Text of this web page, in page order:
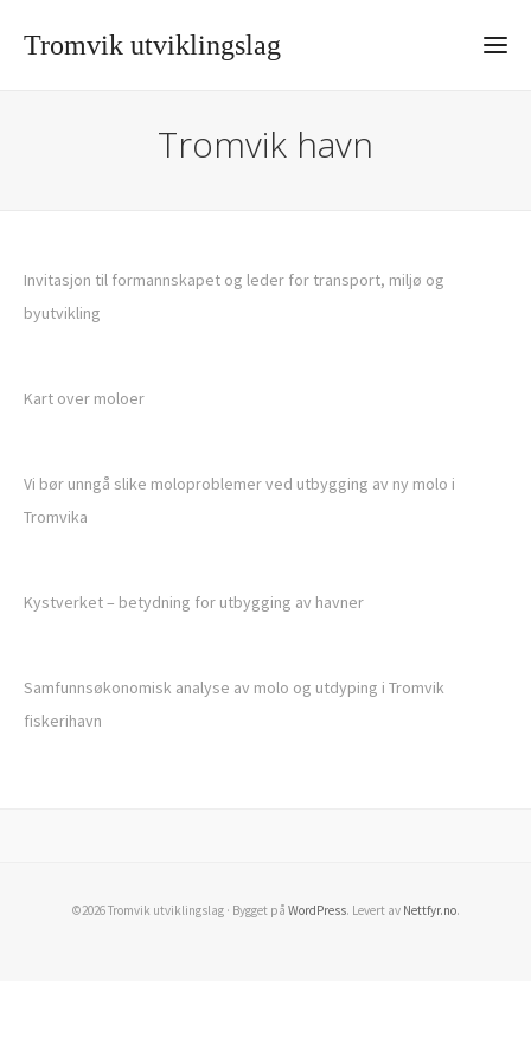
Tromvik utviklingslag
Tromvik havn
Invitasjon til formannskapet og leder for transport, miljø og
byutvikling
Kart over moloer
Vi bør unngå slike moloproblemer ved utbygging av ny molo i
Tromvika
Kystverket – betydning for utbygging av havner
Samfunnsøkonomisk analyse av molo og utdyping i Tromvik
fiskerihavn
©2026 Tromvik utviklingslag · Bygget på WordPress. Levert av Nettfyr.no.